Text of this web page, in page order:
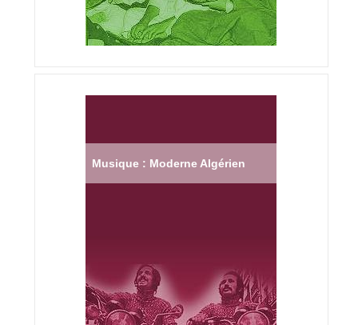
Musique : Moderne Algérien